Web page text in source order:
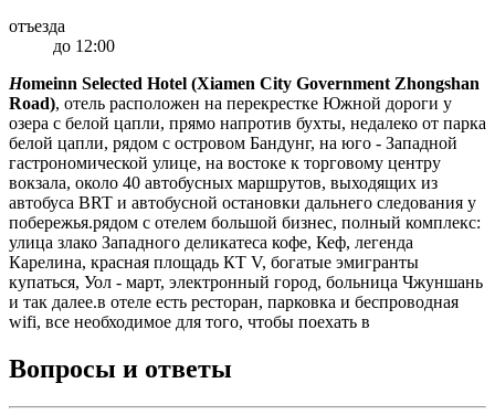
отъезда
до 12:00
Homeinn Selected Hotel (Xiamen City Government Zhongshan
Road), отель расположен на перекрестке Южной дороги у
озера с белой цапли, прямо напротив бухты, недалеко от парка
белой цапли, рядом с островом Бандунг, на юго - Западной
гастрономической улице, на востоке к торговому центру
вокзала, около 40 автобусных маршрутов, выходящих из
автобуса BRT и автобусной остановки дальнего следования у
побережья.рядом с отелем большой бизнес, полный комплекс:
улица злако Западного деликатеса кофе, Кеф, легенда
Карелина, красная площадь КТ V, богатые эмигранты
купаться, Уол - март, электронный город, больница Чжуншань
и так далее.в отеле есть ресторан, парковка и беспроводная
wifi, все необходимое для того, чтобы поехать в
Вопросы и ответы